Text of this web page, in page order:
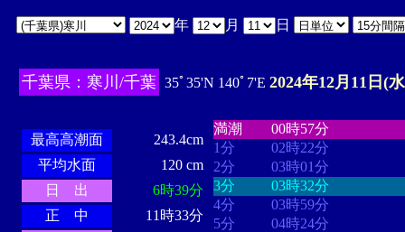
年 月 日
千葉県：寒川/千葉 35ﾟ35'N 140ﾟ7'E 2024年12月11日(
最高高潮面
243.4cm
平均水面
120 cm
日 出
6時39分
正 中
11時33分
満潮
00時57分
1分
02時22分
2分
03時01分
3分
03時32分
4分
03時59分
5分
04時24分